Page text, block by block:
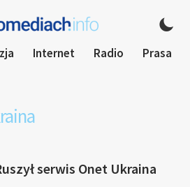
Internet Radio Prasa
serwis Onet Ukraina